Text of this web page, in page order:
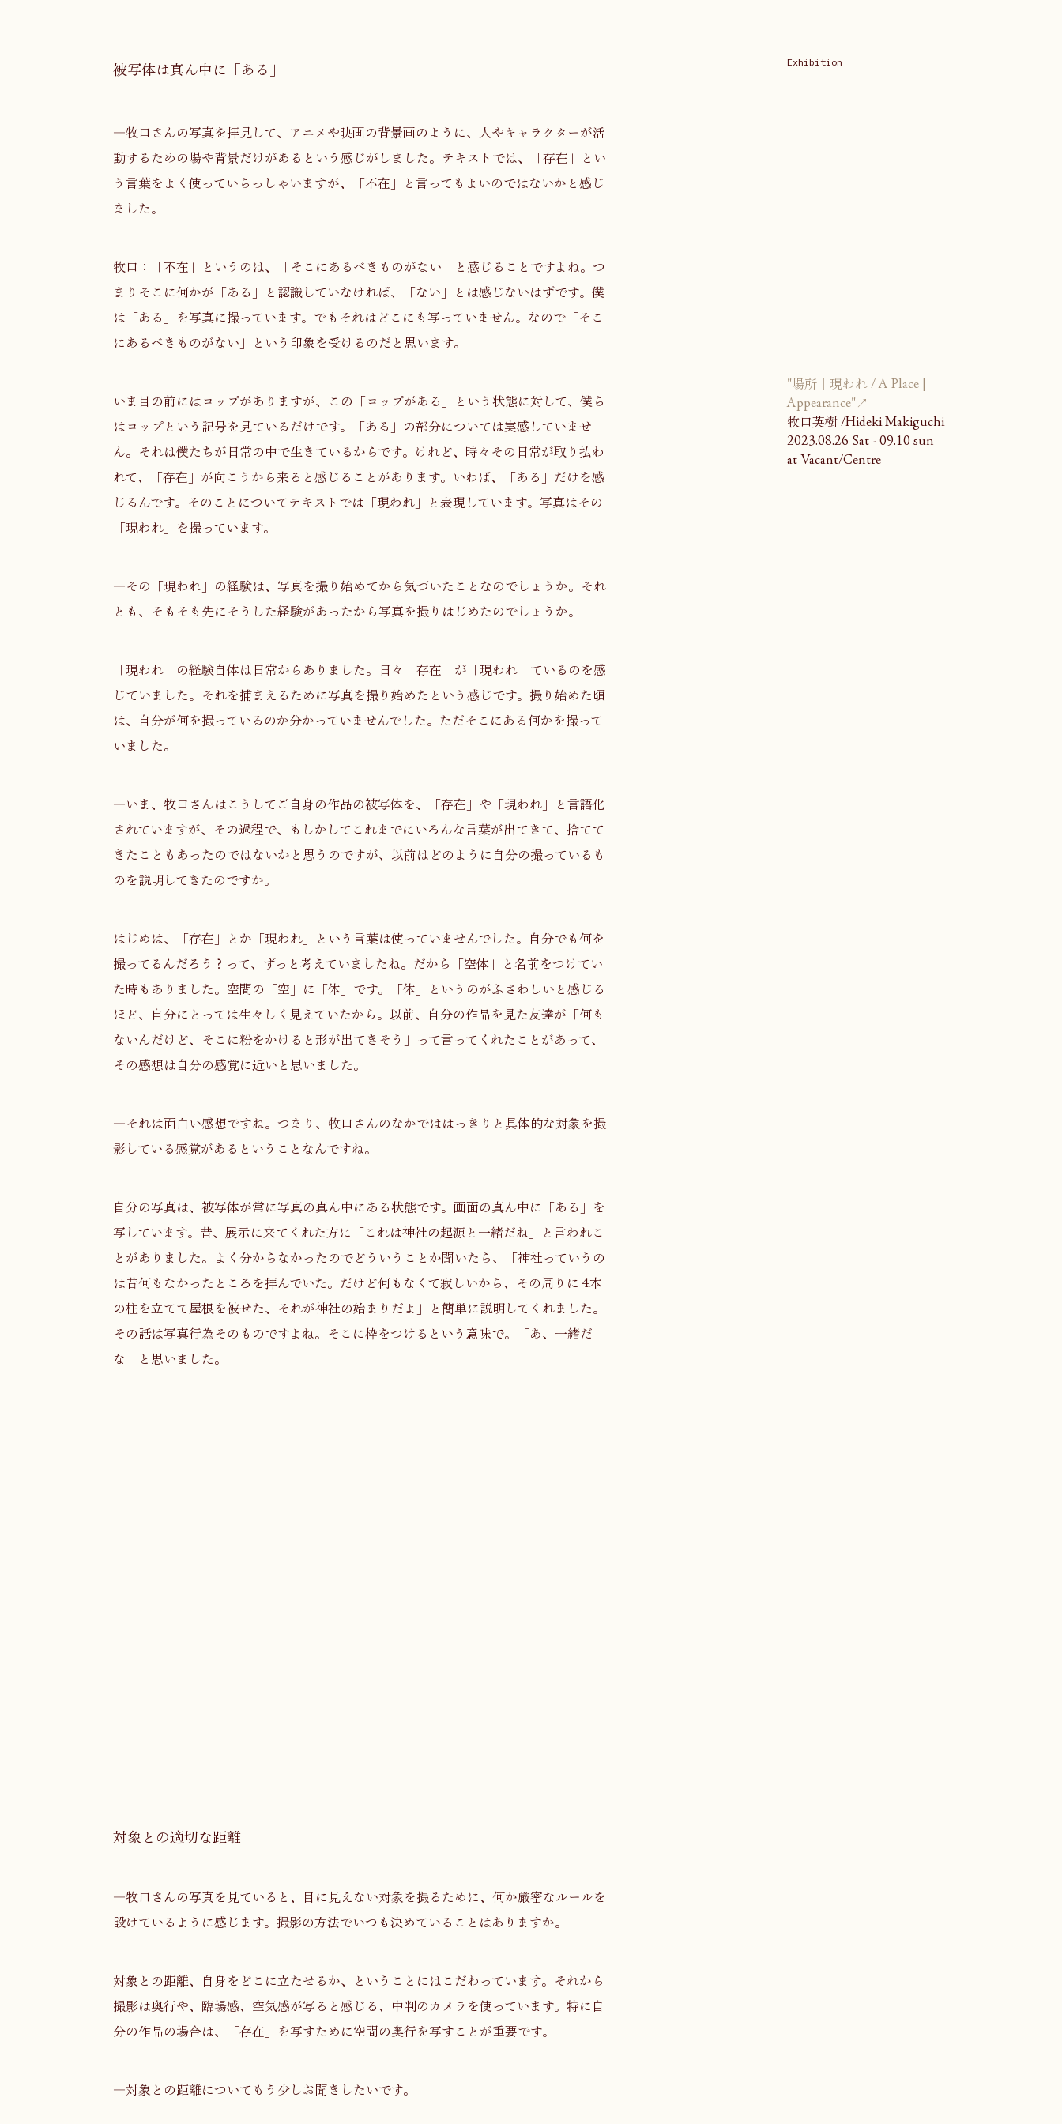
被写体は真ん中に「ある」
―牧口さんの写真を拝見して、アニメや映画の背景画のように、人やキャラクターが活
動するための場や背景だけがあるという感じがしました。テキストでは、「存在」とい
う言葉をよく使っていらっしゃいますが、「不在」と言ってもよいのではないかと感じ
ました。
牧口：「不在」というのは、「そこにあるべきものがない」と感じることですよね。つ
まりそこに何かが「ある」と認識していなければ、「ない」とは感じないはずです。僕
は「ある」を写真に撮っています。でもそれはどこにも写っていません。なので「そこ
にあるべきものがない」という印象を受けるのだと思います。
いま目の前にはコップがありますが、この「コップがある」という状態に対して、僕ら
はコップという記号を見ているだけです。「ある」の部分については実感していませ
ん。それは僕たちが日常の中で生きているからです。けれど、時々その日常が取り払わ
れて、「存在」が向こうから来ると感じることがあります。いわば、「ある」だけを感
じるんです。そのことについてテキストでは「現われ」と表現しています。写真はその
「現われ」を撮っています。
―その「現われ」の経験は、写真を撮り始めてから気づいたことなのでしょうか。それ
とも、そもそも先にそうした経験があったから写真を撮りはじめたのでしょうか。
「現われ」の経験自体は日常からありました。日々「存在」が「現われ」ているのを感
じていました。それを捕まえるために写真を撮り始めたという感じです。撮り始めた頃
は、自分が何を撮っているのか分かっていませんでした。ただそこにある何かを撮って
いました。
―いま、牧口さんはこうしてご自身の作品の被写体を、「存在」や「現われ」と言語化
されていますが、その過程で、もしかしてこれまでにいろんな言葉が出てきて、捨てて
きたこともあったのではないかと思うのですが、以前はどのように自分の撮っているも
のを説明してきたのですか。
はじめは、「存在」とか「現われ」という言葉は使っていませんでした。自分でも何を
撮ってるんだろう？って、ずっと考えていましたね。だから「空体」と名前をつけてい
た時もありました。空間の「空」に「体」です。「体」というのがふさわしいと感じる
ほど、自分にとっては生々しく見えていたから。以前、自分の作品を見た友達が「何も
ないんだけど、そこに粉をかけると形が出てきそう」って言ってくれたことがあって、
その感想は自分の感覚に近いと思いました。
―それは面白い感想ですね。つまり、牧口さんのなかでははっきりと具体的な対象を撮
影している感覚があるということなんですね。
自分の写真は、被写体が常に写真の真ん中にある状態です。画面の真ん中に「ある」を
写しています。昔、展示に来てくれた方に「これは神社の起源と一緒だね」と言われこ
とがありました。よく分からなかったのでどういうことか聞いたら、「神社っていうの
は昔何もなかったところを拝んでいた。だけど何もなくて寂しいから、その周りに 4本
の柱を立てて屋根を被せた、それが神社の始まりだよ」と簡単に説明してくれました。
その話は写真行為そのものですよね。そこに枠をつけるという意味で。「あ、一緒だ
な」と思いました。
対象との適切な距離
―牧口さんの写真を見ていると、目に見えない対象を撮るために、何か厳密なルールを
設けているように感じます。撮影の方法でいつも決めていることはありますか。
対象との距離、自身をどこに立たせるか、ということにはこだわっています。それから
撮影は奥行や、臨場感、空気感が写ると感じる、中判のカメラを使っています。特に自
分の作品の場合は、「存在」を写すために空間の奥行を写すことが重要です。
―対象との距離についてもう少しお聞きしたいです。
Exhibition
"場所｜現われ / A Place |
Appearance"↗
牧口英樹 /Hideki Makiguchi
2023.08.26 Sat - 09.10 sun
at Vacant/Centre